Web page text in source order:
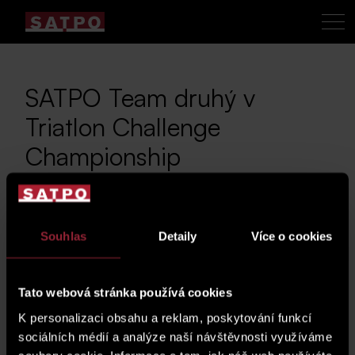
Souhlas Detaily Více o cookies
Tato webová stránka používá cookies
K personalizaci obsahu a reklam, poskytování funkcí
sociálních médií a analýze naší návštěvnosti využíváme
SATPO Team druhý v
Triatlon Challenge
Championship
22. 5. 2023
konal světový Triathlon
Challenge
Championship ve